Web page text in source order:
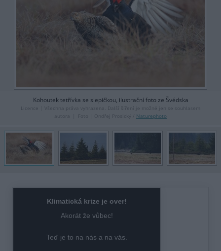
Kohoutek tetřívka se slepičkou, ilustrační foto ze Švédska
Licence |
Všechna práva vyhrazena. Další šíření je možné jen se souhlasem
autora
Foto | Ondřej Prosický / Naturephoto